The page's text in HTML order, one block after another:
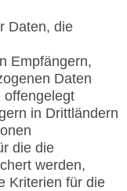
Daten, die
Empfängern,
Daten
offengelegt
in Drittländern
die die
werden,
Kriterien für die